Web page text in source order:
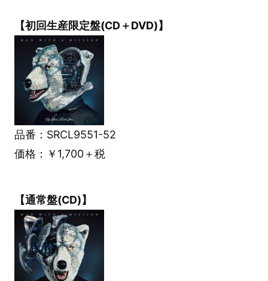
【初回生産限定盤(CD＋DVD)】
品番：SRCL9551-52
価格：￥1,700＋税
【通常盤(CD)】